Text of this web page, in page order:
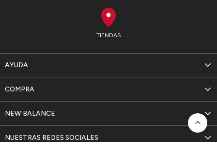
TIENDAS
AYUDA
NEW BALANCE
COMPRA
NUESTRAS REDES SOCIALES